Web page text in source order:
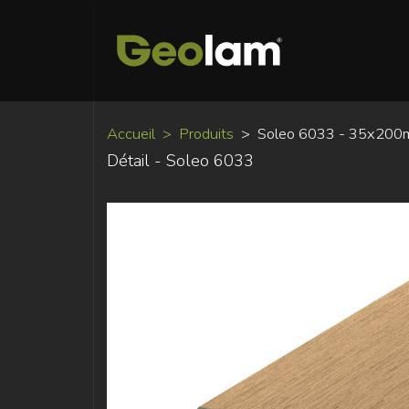
Accueil Produits Soleo 6033 -
Détail - Soleo 6033